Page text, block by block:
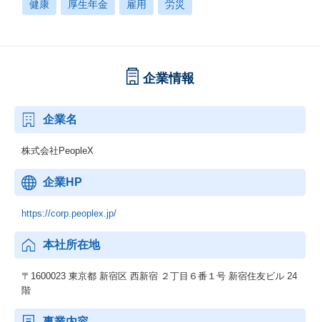
健康 厚生年金 雇用 労災
企業情報
企業名
株式会社PeopleX
企業HP
https://corp.peoplex.jp/
本社所在地
〒1600023 東京都 新宿区 西新宿 ２丁目６番１号 新宿住友ビル 24
階